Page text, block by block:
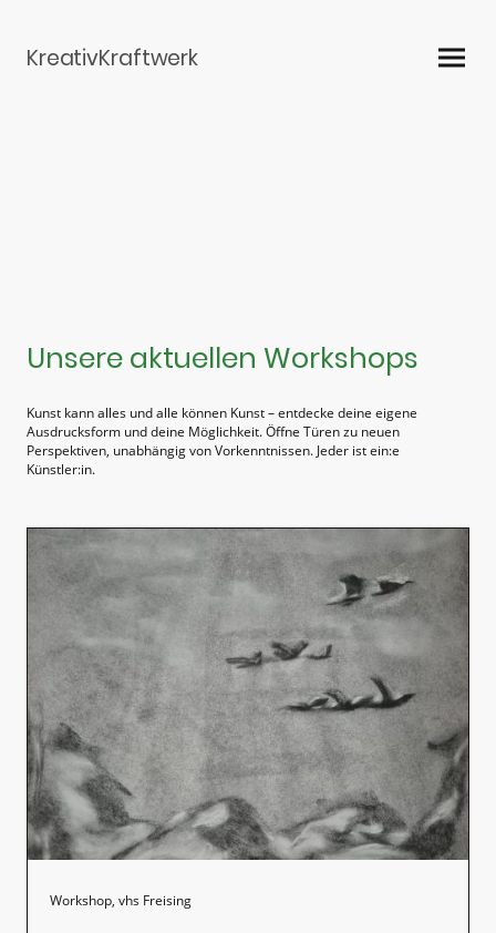
KreativKraftwerk
Unsere aktuellen Workshops
Kunst kann alles und alle können Kunst – entdecke deine eigene
Ausdrucksform und deine Möglichkeit. Öffne Türen zu neuen
Perspektiven, unabhängig von Vorkenntnissen. Jeder ist ein:e
Künstler:in.
Workshop, vhs Freising